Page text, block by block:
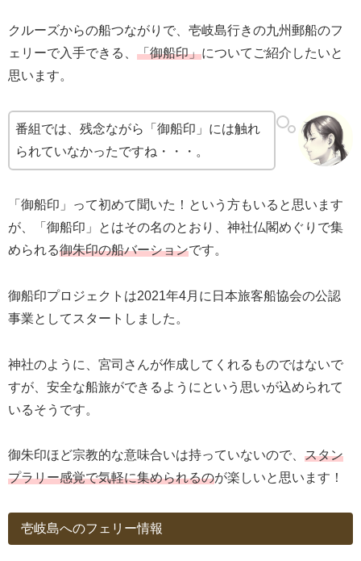
クルーズからの船つながりで、壱岐島行きの九州郵船のフ
ェリーで入手できる、 「御船印」についてご紹介したいと
思います。
番組では、残念ながら「御船印」には触れ
られていなかったですね・・・。
「御船印」って初めて聞いた！という方もいると思います
が、「御船印」とはその名のとおり、神社仏閣めぐりで集
められる御朱印の船バーションです。
御船印プロジェクトは2021年4月に日本旅客船協会の公認
事業としてスタートしました。
神社のように、宮司さんが作成してくれるものではないで
すが、安全な船旅ができるようにという思いが込められて
いるそうです。
御朱印ほど宗教的な意味合いは持っていないので、 スタン
プラリー感覚で気軽に集められるのが楽しいと思います！
壱岐島へのフェリー情報